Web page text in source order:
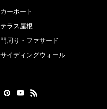
カーポート
テラス屋根
門周り・ファサード
サイディングウォール